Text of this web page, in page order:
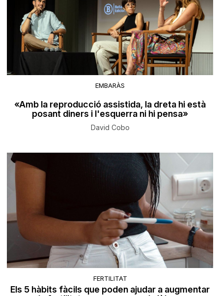
EMBARÀS
«Amb la reproducció assistida, la dreta hi està
posant diners i l'esquerra ni hi pensa»
David Cobo
FERTILITAT
Els 5 hàbits fàcils que poden ajudar a augmentar